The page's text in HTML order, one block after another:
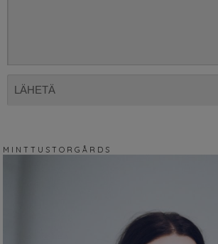
M I N T T U S T O R G Å R D S